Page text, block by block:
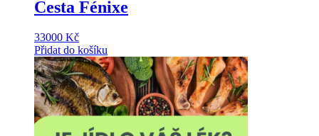
Cesta Fénixe
33000 Kč
Přidat do košíku